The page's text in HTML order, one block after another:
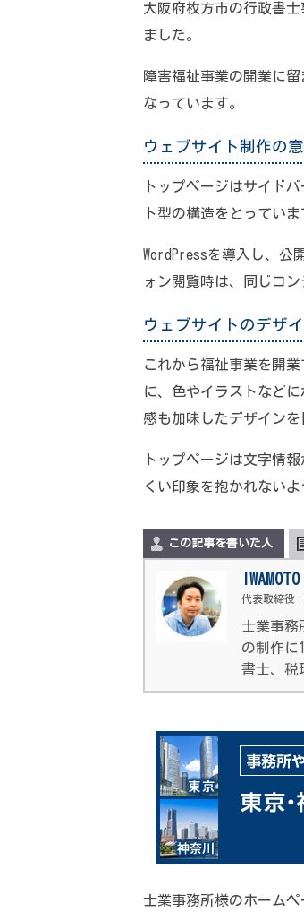
大阪府枚方市の行政書
ました。
障害福祉事業の開業に
なっています。
ウェブサイト制作の
トップページはサイド
ト型の構造をとっていま
WordPressを導入し、公
ォン閲覧時は、同じコ
ウェブサイトのデザ
これから福祉事業を開
に、色やイラストなど
感も加味したデザインを
トップページは文字情
くい印象を抱かれない
この記事を書いた人
IWAMOTO
代表取締役
士業事務
の制作に
書士、税
士業事務所様のホーム